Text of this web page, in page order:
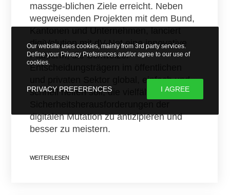
massge-blichen Ziele erreicht. Neben
wegweisenden Projekten mit dem Bund,
digiVolution mit dV-Net eine innovative
Plattform, die Schweizer
Entscheidungsträgern im öffentlichen
und privaten Sektor global, einfach und
schnell helfen soll, die vielfältigen
digitalen Mutation zu antizipieren und
besser zu meistern.
WEITERLESEN
Our website uses cookies, mainly from 3rd party services.
Define your Privacy Preferences and/or agree to our use of
cookies.
PRIVACY PREFERENCES I AGREE